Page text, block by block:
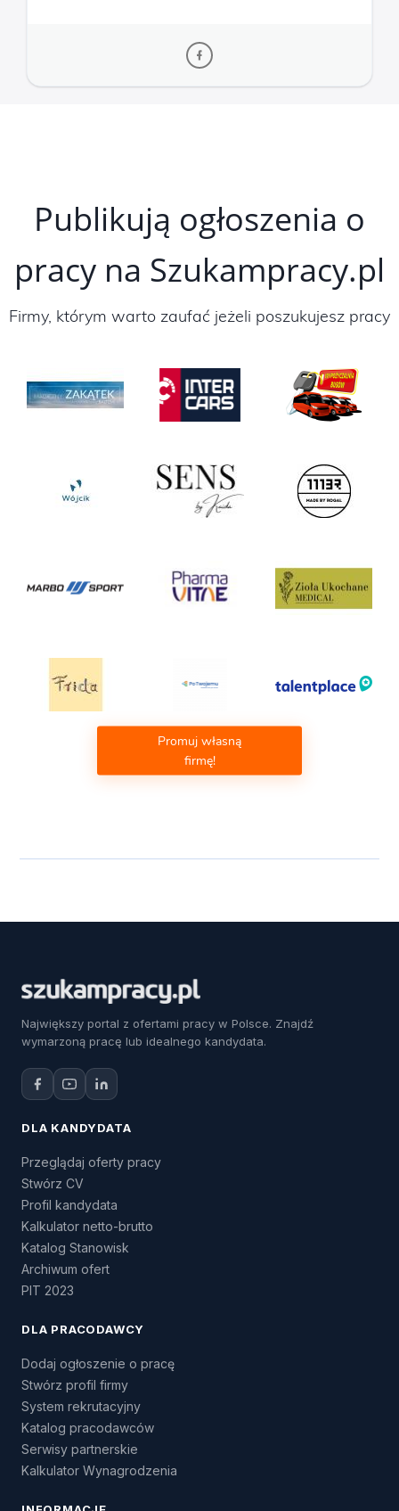
Publikują ogłoszenia o
pracy na Szukampracy.pl
Firmy, którym warto zaufać jeżeli poszukujesz pracy
Promuj własną
firmę!
Największy portal z ofertami pracy w Polsce. Znajdź
wymarzoną pracę lub idealnego kandydata.
DLA KANDYDATA
Przeglądaj oferty pracy
Stwórz CV
Profil kandydata
Kalkulator netto-brutto
Katalog Stanowisk
Archiwum ofert
PIT 2023
DLA PRACODAWCY
Dodaj ogłoszenie o pracę
Stwórz profil firmy
System rekrutacyjny
Katalog pracodawców
Serwisy partnerskie
Kalkulator Wynagrodzenia